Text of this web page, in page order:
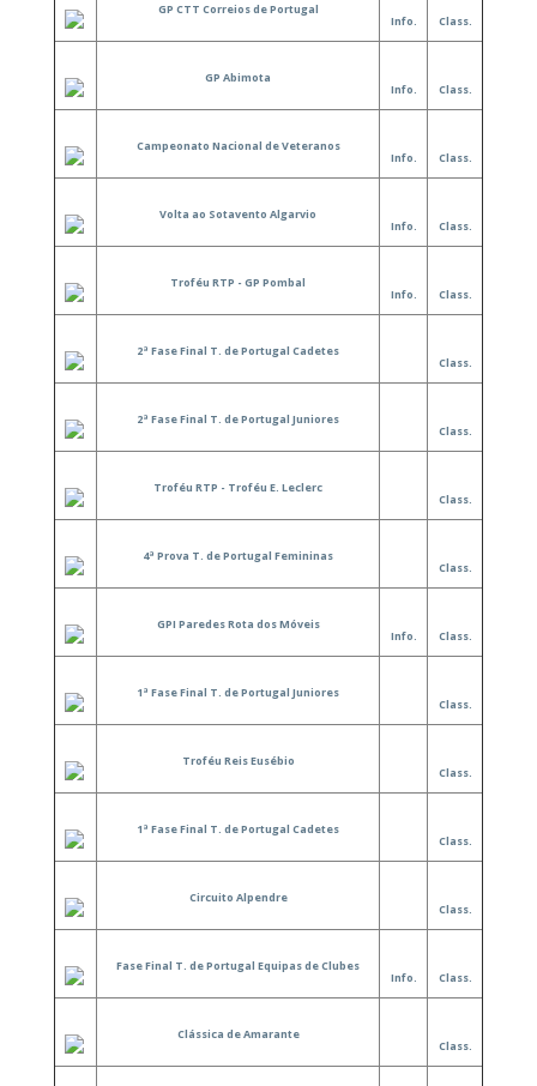
GP CTT Correios de Portugal
Info. Class.
GP Abimota
Info. Class.
Campeonato Nacional de Veteranos
Info. Class.
Volta ao Sotavento Algarvio
Info. Class.
Troféu RTP - GP Pombal
Info. Class.
2ª Fase Final T. de Portugal Cadetes
Class.
2ª Fase Final T. de Portugal Juniores
Class.
Troféu RTP - Troféu E. Leclerc
Class.
4ª Prova T. de Portugal Femininas
Class.
GPI Paredes Rota dos Móveis
Info. Class.
1ª Fase Final T. de Portugal Juniores
Class.
Troféu Reis Eusébio
Class.
1ª Fase Final T. de Portugal Cadetes
Class.
Circuito Alpendre
Class.
Fase Final T. de Portugal Equipas de Clubes
Info. Class.
Clássica de Amarante
Class.